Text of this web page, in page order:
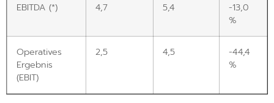
EBITDA (*) 4,7 5,4
-13,0
%
Operatives
Ergebnis
(EBIT)
2,5 4,5
-44,4
%